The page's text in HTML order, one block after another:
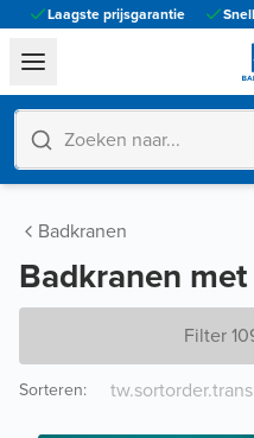
Laagste prijsgarantie
Badkranen
Badkranen
Filter
Sorteren: